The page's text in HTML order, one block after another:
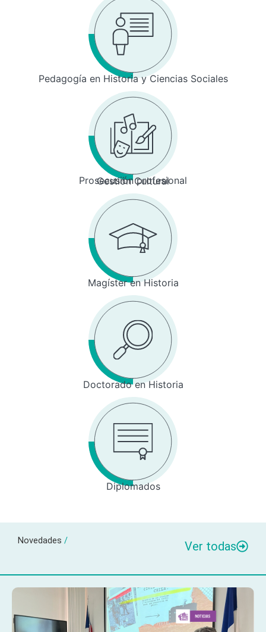
Pedagogía en Historia y Ciencias Sociales
Prosecusión profesional
Gestión Cultural
Magíster en Historia
Doctorado en Historia
Diplomados
Novedades / Ver todas